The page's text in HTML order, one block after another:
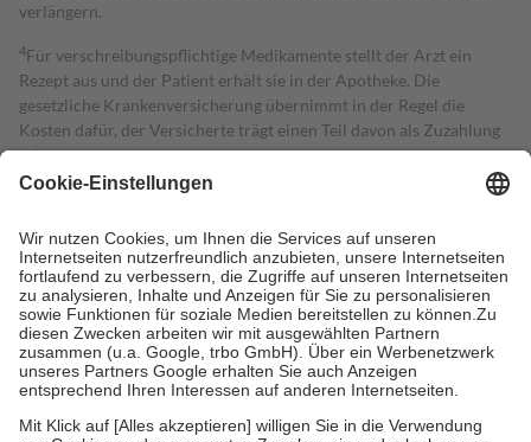
verlängern.
4Für verschreibungspflichtige Medikamente stellt der Arzt ein
Rezept aus und der Patient erhält sie in der Apotheke. Die
gesetzliche Krankenversicherung übernimmt in der Regel die
Kosten dafür, der Versicherte trägt einen Teil davon als Zuzahlung
mit.
Grundsätzlich leisten Mitglieder Zuzahlungen in Höhe von zehn
höchstens zehn Euro.
Es sind jedoch nie mehr als die tatsächlichen
Kosten der Leistung zu entrichten.
Diese Regeln gelten grundsätzlich auch für Online-Apotheken.
Bei Heilmitteln und häuslicher Krankenpflege beträgt die
Zuzahlung zehn Prozent der Kosten sowie zehn Euro je
Verordnung.
Um das Engagement der Versicherten für ihre eigene Gesundheit zu
stärken und die besondere Stellung der Familie zu unterstützen,
fallenkeine Zuzahlungenan bei: